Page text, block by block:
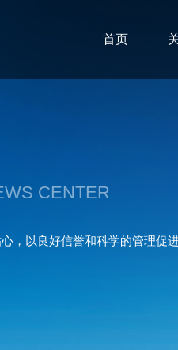
首页
CENTER
，以良好信誉和科学的管理促